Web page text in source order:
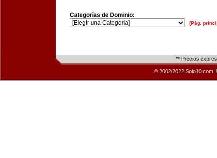
Categorías de Dominio:
[Pág.
** Precios
© 2002/2022 Solo10.com